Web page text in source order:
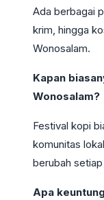
Ada berbagai
krim, hingga
Wonosalam.
Kapan
Wonosalam?
Festival kopi
komunitas
berubah
Apa